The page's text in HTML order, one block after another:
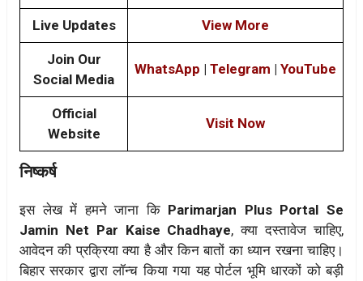
Live Updates View More
Join Our
Social Media
WhatsApp | Telegram | YouTube
Official
Website
Visit Now
निष्कर्ष
इस लेख में हमने जाना कि Parimarjan Plus Portal Se
Jamin Net Par Kaise Chadhaye, क्या दस्तावेज चाहिए,
आवेदन की प्रक्रिया क्या है और किन बातों का ध्यान रखना चाहिए।
बिहार सरकार द्वारा लॉन्च किया गया यह पोर्टल भूमि धारकों को बड़ी